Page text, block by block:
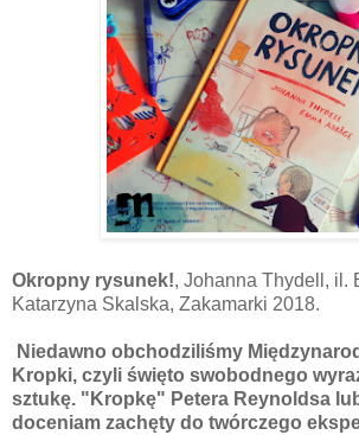
Okropny rysunek!, Johanna Thydell, il.
Katarzyna Skalska, Zakamarki 2018.
Niedawno obchodziliśmy
Kropki, czyli święto swobodnego
sztukę. "Kropkę" Petera Reynoldsa
doceniam zachęty do twórczego